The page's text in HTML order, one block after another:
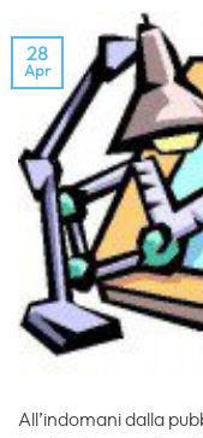
28
Apr
All’indomani dalla